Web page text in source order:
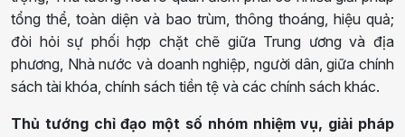
tổng thể, toàn diện và bao trùm, thông thoáng, hiệu quả;
đòi hỏi sự phối hợp chặt chẽ giữa Trung ương và địa
phương, Nhà nước và doanh nghiệp, người dân, giữa chính
sách tài khóa, chính sách tiền tệ và các chính sách khác.
Thủ tướng chỉ đạo một số nhóm nhiệm vụ, giải pháp